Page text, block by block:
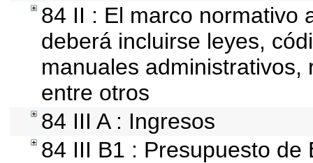
84 II : El marco normativo
deberá incluirse leyes,
manuales
entre otros
84 III A : Ingresos
84 III B1 : Presupuesto de